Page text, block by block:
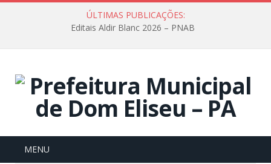
ÚLTIMAS PUBLICAÇÕES:
Editais Aldir Blanc 2026 – PNAB
MENU